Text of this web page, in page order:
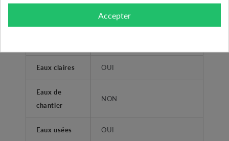
Relevage d'eaux claires ou
peu chargées
Eaux claires OUI
Eaux de
chantier
NON
Eaux usées OUI
Accepter